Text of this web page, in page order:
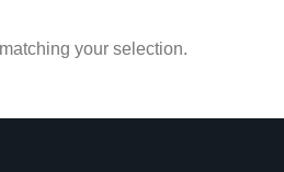
your selection.